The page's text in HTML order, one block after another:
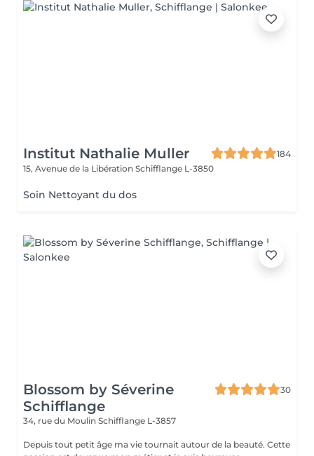
Institut Nathalie Muller
184
15, Avenue de la Libération Schifflange L-3850
Soin Nettoyant du dos
Blossom by Séverine
Schifflange
30
34, rue du Moulin Schifflange L-3857
Depuis tout petit âge ma vie tournait autour de la beauté. Cette